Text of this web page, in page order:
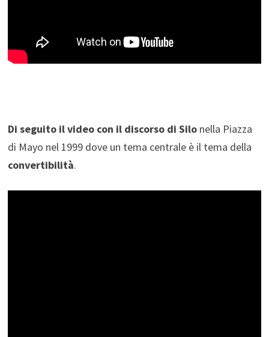
Di seguito il video con il discorso di Silonella Piazza
di Mayo nel 1999 dove un tema centrale è il tema della
convertibilità.